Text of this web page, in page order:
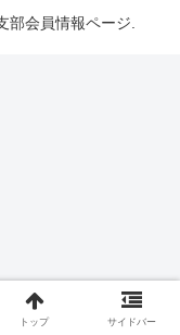
会員情報ページ.
トップ サイドバー